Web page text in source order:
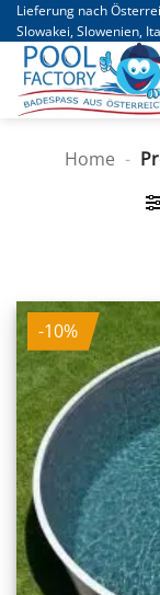
Zum
Inhalt
springen
Lieferung nach
Slowakei, Slowenien,
Home -
-10%